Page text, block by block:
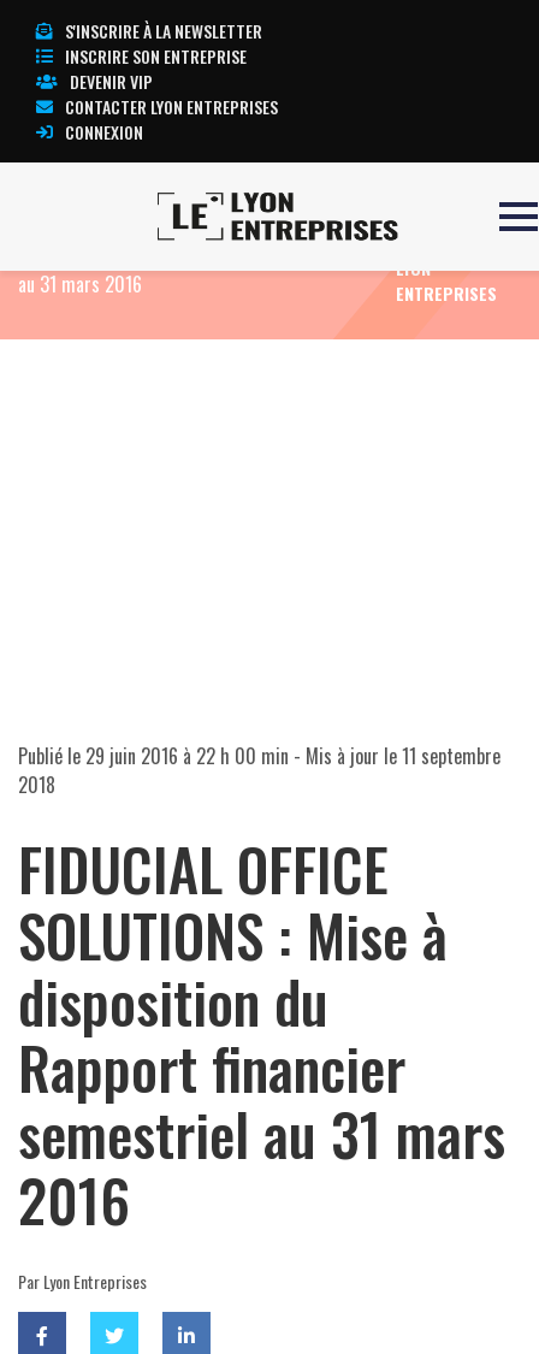
S'INSCRIRE À LA NEWSLETTER
INSCRIRE SON ENTREPRISE
DEVENIR VIP
CONTACTER LYON ENTREPRISES
CONNEXION
FIDUCIAL OFFICE SOLUTIONS :
au 31 mars 2016
TOUTE
L’ACTUALITÉ
LYON
ENTREPRISES
Publié le 29 juin 2016 à 22 h 00 min - Mis à jour le11 septembre
2018
FIDUCIAL OFFICE
SOLUTIONS : Mise à
disposition du
Rapport financier
semestriel au 31 mars
2016
Par Lyon Entreprises